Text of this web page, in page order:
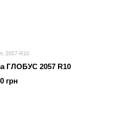
2057-R10
ГЛОБУС 2057 R10
грн